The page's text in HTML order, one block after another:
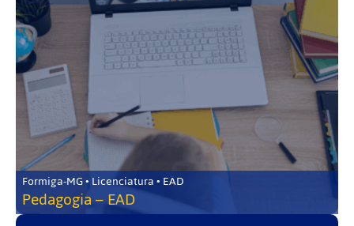
Formiga-MG • Licenciatura • EAD
Pedagogia – EAD